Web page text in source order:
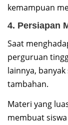
kemampuan
4. Persiapan
Saat
perguruan
lainnya,
tambahan.
Materi yang
membuat